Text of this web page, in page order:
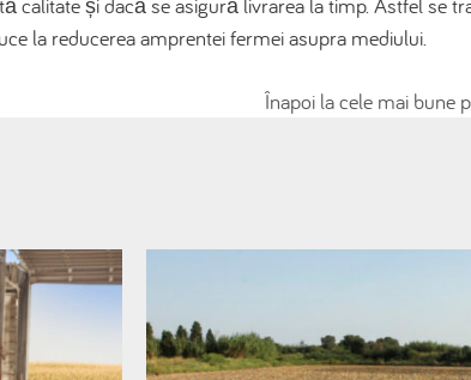
la reducerea amprentei fermei asupra mediului.
Înapoi la cele mai bune